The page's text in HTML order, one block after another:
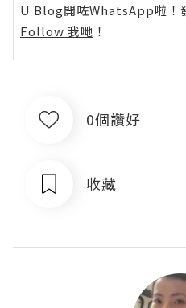
U Blog開咗WhatsApp啦！
Follow 我哋 ！
0個讚好
收藏